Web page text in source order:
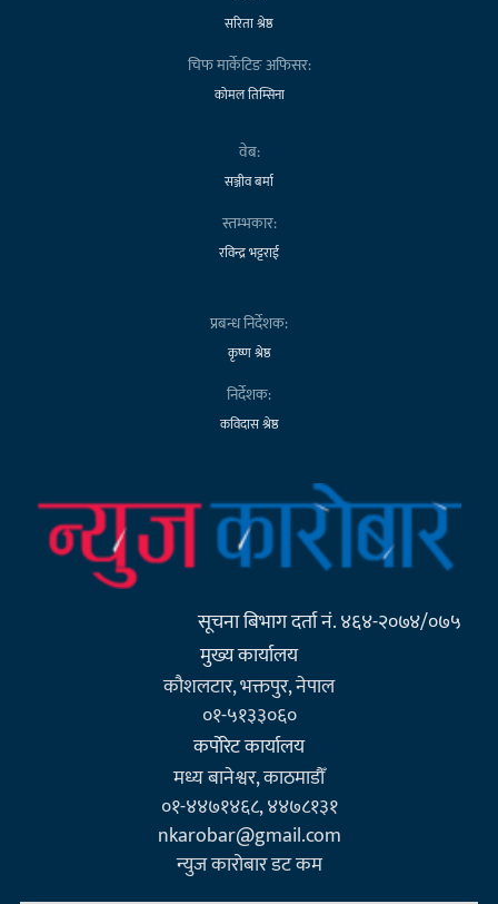
सरिता श्रेष्ठ
चिफ मार्केटिङ अफिसर:
कोमल तिम्सिना
वेब:
सञ्जीव बर्मा
स्तम्भकार:
रविन्द्र भट्टराई
प्रबन्ध निर्देशक:
कृष्ण श्रेष्ठ
निर्देशक:
कविदास श्रेष्ठ
सूचना बिभाग दर्ता नं. ४६४-२०७४/०७५
मुख्य कार्यालय
कौशलटार, भक्तपुर, नेपाल
०१-५१३३०६०
कर्पाेरेट कार्यालय
मध्य बानेश्वर, काठमाडौँ
०१-४४७१४६८, ४४७८१३१
nkarobar@gmail.com
न्युज कारोबार डट कम